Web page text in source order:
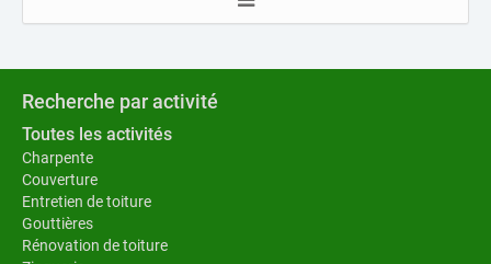
Recherche par activité
Toutes les activités
Charpente
Couverture
Entretien de toiture
Gouttières
Rénovation de toiture